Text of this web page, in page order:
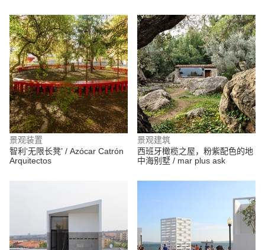
景观装置
智利‘无限长凳’ / Azócar Catrón
Arquitectos
景观建筑
西班牙橄榄之屋，粉紫配色的地
中海别墅 / mar plus ask